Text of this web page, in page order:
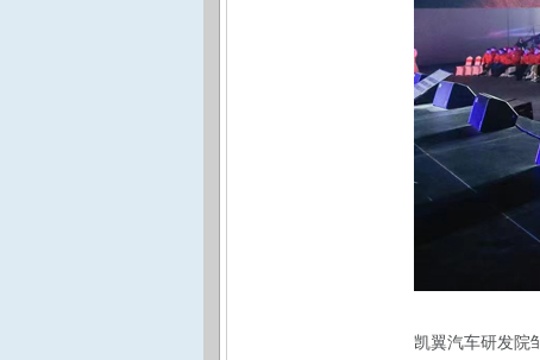
凯翼汽车研发院